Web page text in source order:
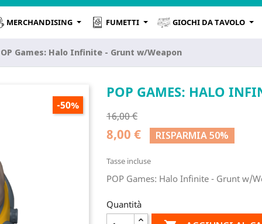
MERCHANDISING FUMETTI GIOCHI DA TAVOLO
Games: Halo Infinite - Grunt w/Weapon
-50%
POP GAMES: HALO
16,00 €
8,00 € RISPARMIA 50%
Tasse incluse
POP Games: Halo Infinite - Grunt w/
Quantità